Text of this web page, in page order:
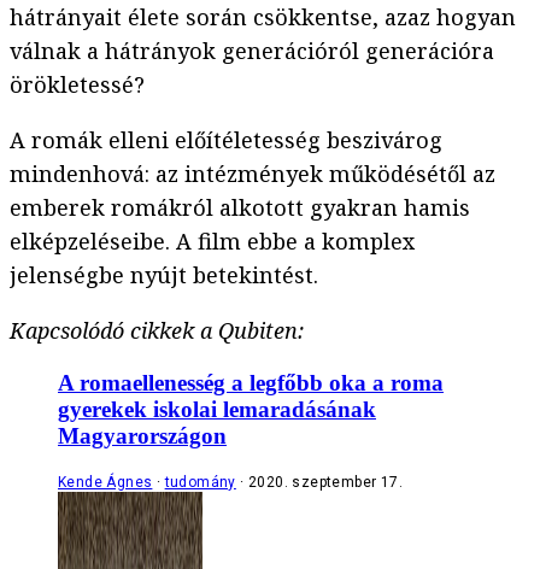
hátrányait élete során csökkentse, azaz hogyan
válnak a hátrányok generációról generációra
örökletessé?
A romák elleni előítéletesség beszivárog
mindenhová: az intézmények működésétől az
emberek romákról alkotott gyakran hamis
elképzeléseibe. A film ebbe a komplex
jelenségbe nyújt betekintést.
Kapcsolódó cikkek a Qubiten:
A romaellenesség a legfőbb oka a roma
gyerekek iskolai lemaradásának
Magyarországon
Kende Ágnes tudomány 2020. szeptember 17.